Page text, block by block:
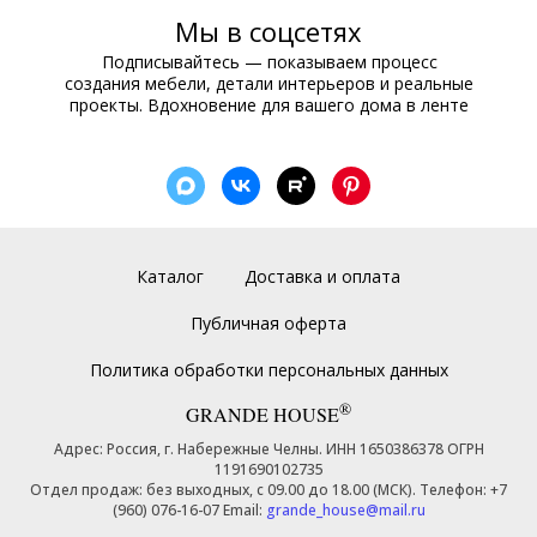
Мы в соцсетях
Подписывайтесь — показываем процесс
создания мебели, детали интерьеров и реальные
проекты. Вдохновение для вашего дома в ленте
Каталог Доставка и оплата
Публичная оферта
Политика обработки персональных данных
GRANDE HOUSE®
Адрес: Россия, г. Набережные Челны. ИНН 1650386378 ОГРН
1191690102735
Отдел продаж: без выходных, с 09.00 до 18.00 (МСК). Телефон: +7
(960) 076-16-07 Email: grande_house@mail.ru